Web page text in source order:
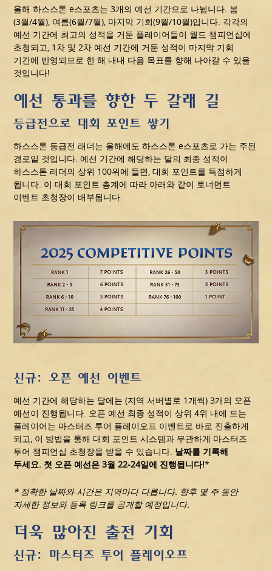
올해 하스스톤 e스포츠는 3개의 예선 기간으로 나뉩니다. 봄
(3월/4월), 여름(6월/7월), 마지막 기회(9월/10월)입니다. 각각의
예선 기간에 최고의 성적을 거둔 플레이어들이 월드 챔피언십에
초청되고, 1차 및 2차 예선 기간에 거둔 성적이 마지막 기회
기간에 반영되므로 한 해 내내 다음 목표를 향해 나아갈 수 있을
것입니다!
예선 통과를 향한 두 갈래 길
등급전으로 대회 포인트 쌓기
하스스톤 등급전 래더는 올해에도 하스스톤 e스포츠로 가는 주된
경로일 것입니다. 예선 기간에 해당하는 달의 최종 성적이
하스스톤 래더의 상위 100위에 들면, 대회 포인트를 득점하게
됩니다. 이 대회 포인트 총계에 따라 아래와 같이 토너먼트
이벤트 초청장이 배부됩니다.
신규: 오픈 예선 이벤트
예선 기간에 해당하는 달에는 (지역 서버별로 1개씩) 3개의 오픈
예선이 진행됩니다. 오픈 예선 최종 성적이 상위 4위 내에 드는
플레이어는 마스터즈 투어 플레이오프 이벤트로 바로 진출하게
되고, 이 방법을 통해 대회 포인트 시스템과 무관하게 마스터즈
투어 챔피언십 초청장을 받을 수 있습니다. 날짜를 기록해
두세요. 첫 오픈 예선은 3월 22-24일에 진행됩니다!*
* 정확한 날짜와 시간은 지역마다 다릅니다. 향후 몇 주 동안
자세한 정보와 등록 링크를 공개할 예정입니다.
더욱 많아진 출전 기회
신규: 마스터즈 투어 플레이오프